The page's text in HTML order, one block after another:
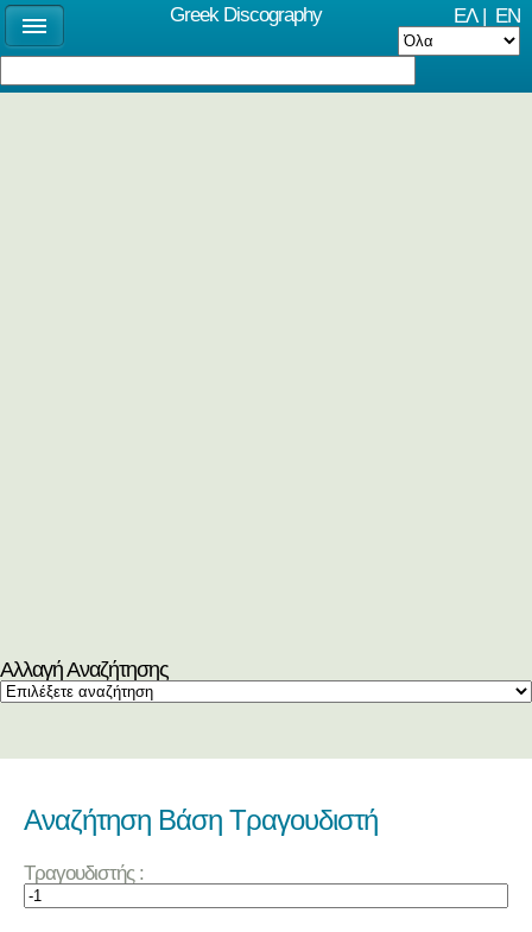
ΕΛ| EN
Αλλαγή Αναζήτησης
Αναζήτηση Βάση Τραγουδιστή
Τραγουδιστής :
Greek Discography